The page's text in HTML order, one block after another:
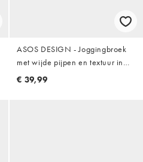
ASOS DESIGN - Joggingbroek
met wijde pijpen en textuur in
bruin, deel van co-ord set
€ 39,99